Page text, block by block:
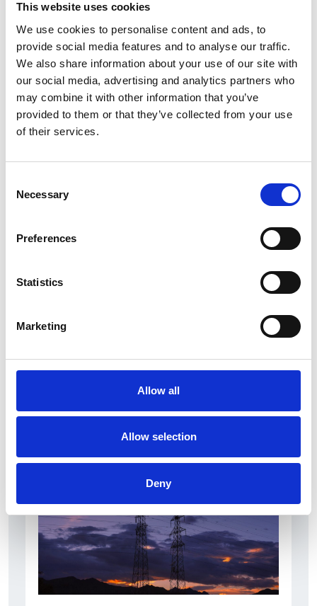
This website uses cookies
We use cookies to personalise content and ads, to
provide social media features and to analyse our traffic.
We also share information about your use of our site with
our social media, advertising and analytics partners who
may combine it with other information that you’ve
provided to them or that they’ve collected from your use
of their services.
Selection
Necessary
Preferences
Statistics
Marketing
Allow all
Allow selection
Deny
6 Agosto 2026
L’interscambio Italia – Repubblica ha superato
nel primo semestre i dieci miliardi di euro
Interviste
Overview Economica
Repubblica Ceca
primo semestre
Overview Economica
Repubblica Ceca